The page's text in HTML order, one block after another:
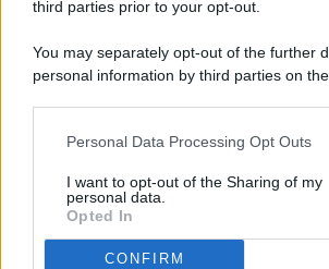
third parties prior to your opt-out.
You may separately opt-out of the further
personal information by third parties on the
This information may also be disclosed by
disclose it to other third parties.
Personal Data Processing Opt Outs
I want to opt-out of the Sharing of my
personal data.
Opted In
CONFIRM
PREFERENZE PRIVACY